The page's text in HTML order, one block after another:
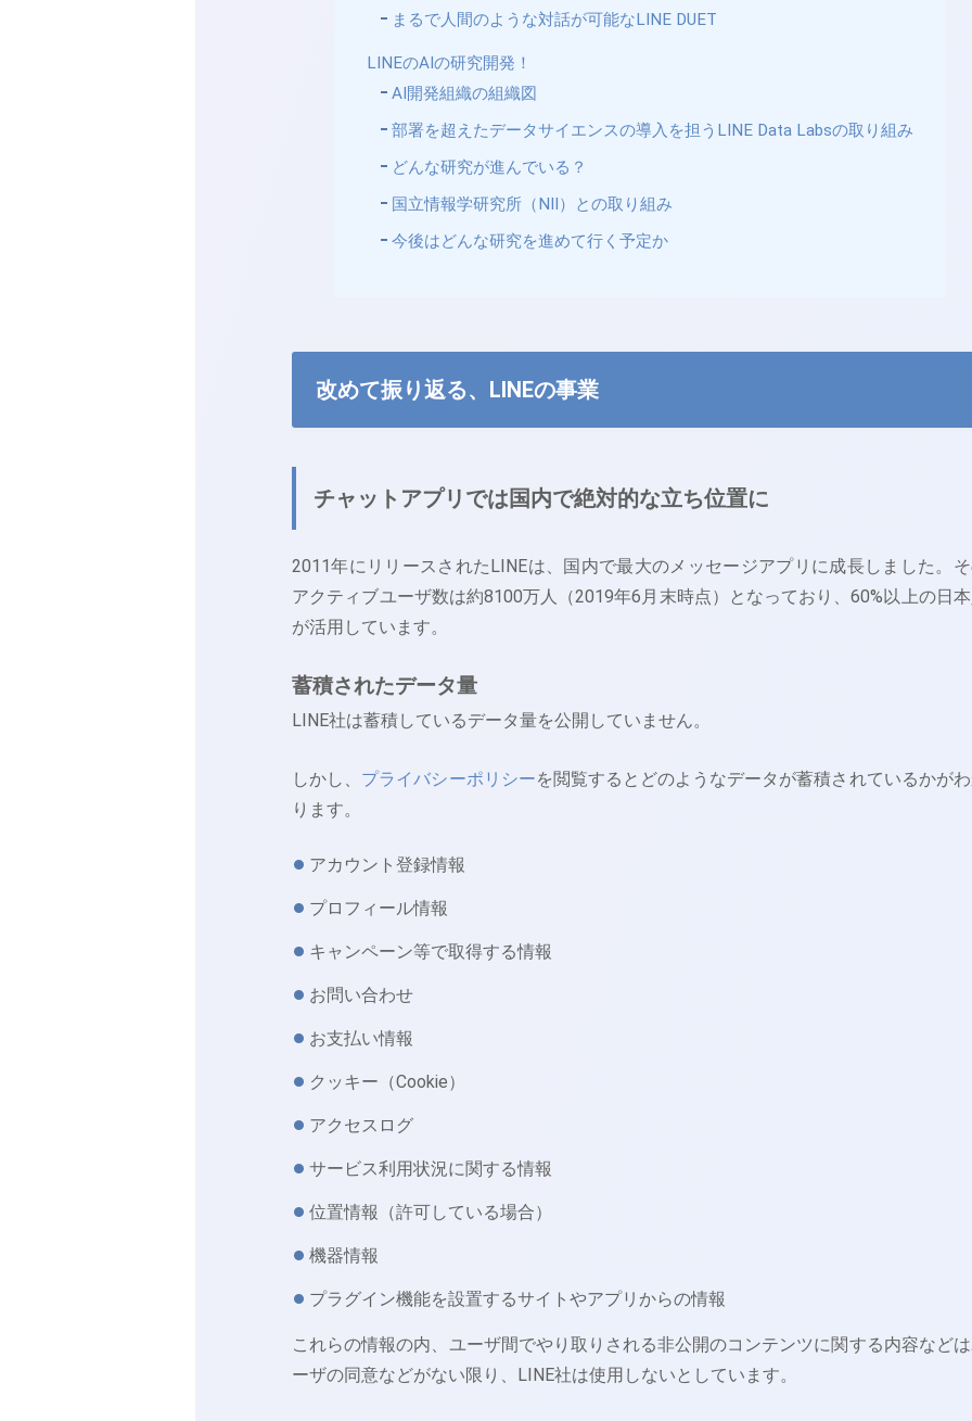
まるで人間のような対話が可能なLINE DUET
LINEのAIの研究開発！
AI開発組織の組織図
部署を超えたデータサイエンスの導入を担うLINE Data Labsの取り組み
どんな研究が進んでいる？
国立情報学研究所（NII）との取り組み
今後はどんな研究を進めて行く予定か
改めて振り返る、LINEの事業
チャットアプリでは国内で絶対的な立ち位置に
2011年にリリースされたLINEは、国内で最大のメッセージアプリに成長しました。
アクティブユーザ数は約8100万人（2019年6月末時点）となっており、60%以上の日
が活用しています。
蓄積されたデータ量
LINE社は蓄積しているデータ量を公開していません。
しかし、 プライバシーポリシーを閲覧するとどのようなデータが蓄積されているかが
ります。
アカウント登録情報
プロフィール情報
キャンペーン等で取得する情報
お問い合わせ
お支払い情報
クッキー（Cookie）
アクセスログ
サービス利用状況に関する情報
位置情報（許可している場合）
機器情報
プラグイン機能を設置するサイトやアプリからの情報
これらの情報の内、ユーザ間でやり取りされる非公開のコンテンツに関する内容など
ーザの同意などがない限り、LINE社は使用しないとしています。